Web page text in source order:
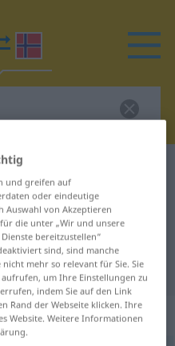
Übersetzung
Übersetzung
und greifen auf
oder eindeutige
Auswahl von Akzeptieren
die unter „Wir und unsere
bereitzustellen“
sind, sind manche
mehr so relevant für Sie. Sie
um Ihre Einstellungen zu
indem Sie auf den Link
Rand der Webseite klicken. Ihre
Website. Weitere Informationen